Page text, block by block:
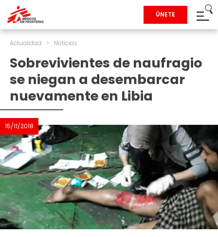
ÚNETE
Actualidad > Noticias
Sobrevivientes de naufragio
se niegan a desembarcar
nuevamente en Libia
15/11/2018